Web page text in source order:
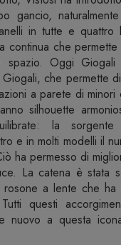
gancio,
in tutte e
continua che
spazio. Oggi
che permette
a parete di minori
silhouette
la
e in molti modelli il
ha permesso di
La catena è stata
rosone a lente che ha
questi
nuovo a questa